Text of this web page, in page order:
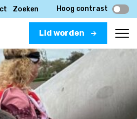
Zoeken Hoog contrast
Lid worden